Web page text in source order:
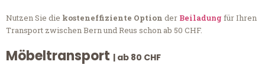
Nutzen Sie die kosteneffiziente Option der Beiladung für Ihren
Transport zwischen Bern und Reus schon ab 50 CHF.
Möbeltransport | ab 80 CHF